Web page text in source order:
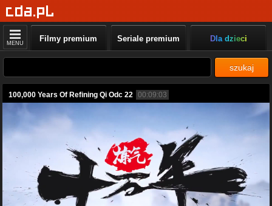
MENU Filmy premium Seriale premium Dla dzieci
szukaj
100,000 Years Of Refining Qi Odc 22 00:09:03